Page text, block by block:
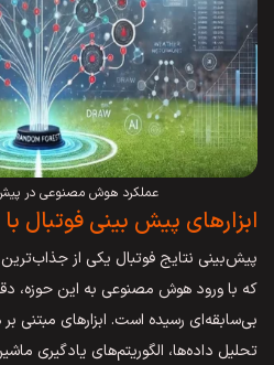
عملکرد هوش مصنوعی در
ابزارهای پیش بینی
پیش‌بینی نتایج فوتبال یکی از
که با ورود هوش مصنوعی به این حوزه،
بی‌سابقه‌ای رسیده است. ابزارهای مبتنی
تحلیل داده‌ها، الگوریتم‌های یادگیری